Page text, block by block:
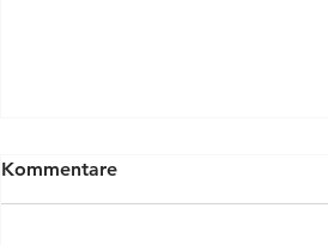
Kommentare